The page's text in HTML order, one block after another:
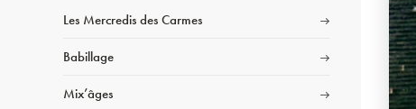
Les Mercredis des Carmes
Babillage
Mix’âges